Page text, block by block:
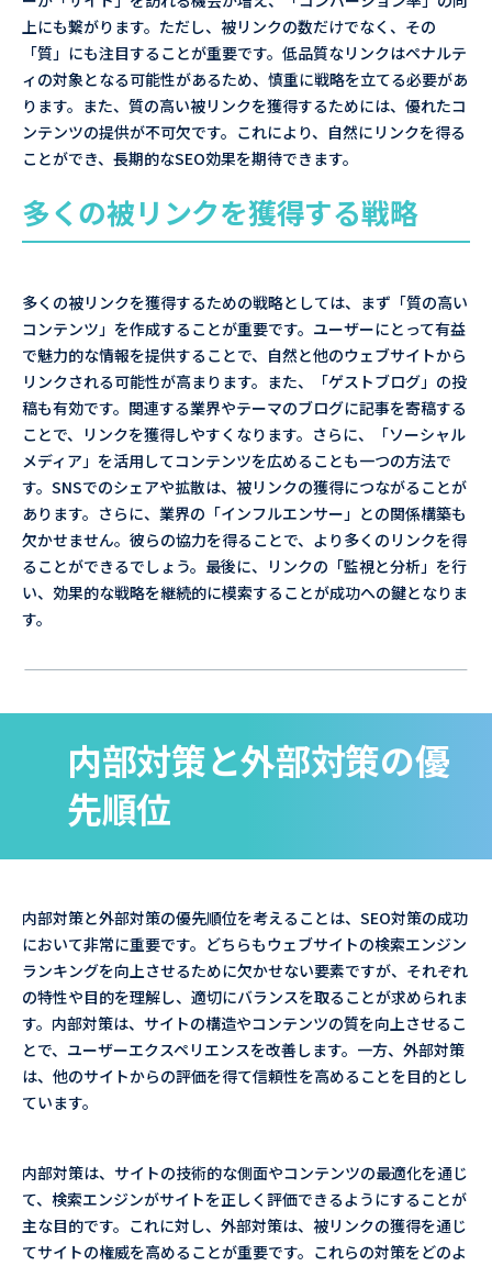
上にも繋がります。ただし、被リンクの数だけでなく、その
「質」にも注目することが重要です。低品質なリンクはペナルテ
ィの対象となる可能性があるため、慎重に戦略を立てる必要があ
ります。また、質の高い被リンクを獲得するためには、優れたコ
ンテンツの提供が不可欠です。これにより、自然にリンクを得る
ことができ、長期的なSEO効果を期待できます。
多くの被リンクを獲得する戦略
多くの被リンクを獲得するための戦略としては、まず「質の高い
コンテンツ」を作成することが重要です。ユーザーにとって有益
で魅力的な情報を提供することで、自然と他のウェブサイトから
リンクされる可能性が高まります。また、「ゲストブログ」の投
稿も有効です。関連する業界やテーマのブログに記事を寄稿する
ことで、リンクを獲得しやすくなります。さらに、「ソーシャル
メディア」を活用してコンテンツを広めることも一つの方法で
す。SNSでのシェアや拡散は、被リンクの獲得につながることが
あります。さらに、業界の「インフルエンサー」との関係構築も
欠かせません。彼らの協力を得ることで、より多くのリンクを得
ることができるでしょう。最後に、リンクの「監視と分析」を行
い、効果的な戦略を継続的に模索することが成功への鍵となりま
す。
内部対策と外部対策の優
先順位
内部対策と外部対策の優先順位を考えることは、SEO対策の成功
において非常に重要です。どちらもウェブサイトの検索エンジン
ランキングを向上させるために欠かせない要素ですが、それぞれ
の特性や目的を理解し、適切にバランスを取ることが求められま
す。内部対策は、サイトの構造やコンテンツの質を向上させるこ
とで、ユーザーエクスペリエンスを改善します。一方、外部対策
は、他のサイトからの評価を得て信頼性を高めることを目的とし
ています。
内部対策は、サイトの技術的な側面やコンテンツの最適化を通じ
て、検索エンジンがサイトを正しく評価できるようにすることが
主な目的です。これに対し、外部対策は、被リンクの獲得を通じ
てサイトの権威を高めることが重要です。これらの対策をどのよ